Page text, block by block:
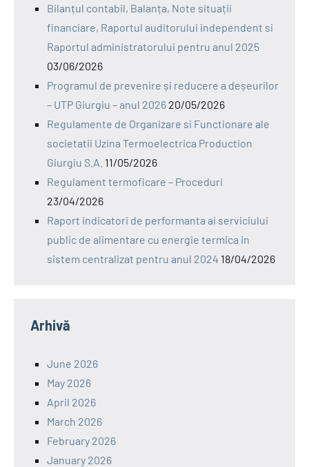
Bilanțul contabil, Balanța, Note situații
financiare, Raportul auditorului independent si
Raportul administratorului pentru anul 2025
03/06/2026
Programul de prevenire și reducere a deșeurilor
– UTP Giurgiu – anul 2026 20/05/2026
Regulamente de Organizare si Functionare ale
societatii Uzina Termoelectrica Production
Giurgiu S.A. 11/05/2026
Regulament termoficare – Proceduri
23/04/2026
Raport indicatori de performanta ai serviciului
public de alimentare cu energie termica in
sistem centralizat pentru anul 2024 18/04/2026
Arhivă
June 2026
May 2026
April 2026
March 2026
February 2026
January 2026